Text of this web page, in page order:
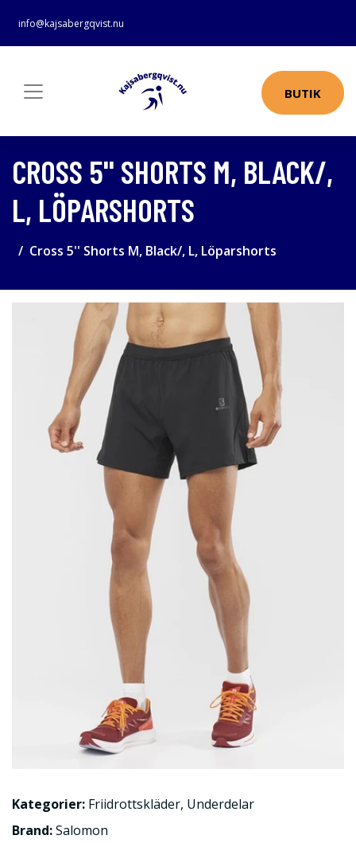
info@kajsabergqvist.nu
BUTIK
CROSS 5'' SHORTS M, BLACK/,
L, LÖPARSHORTS
Cross 5'' Shorts M, Black/, L, Löparshorts
Kategorier: Friidrottskläder, Underdelar
Brand:Salomon